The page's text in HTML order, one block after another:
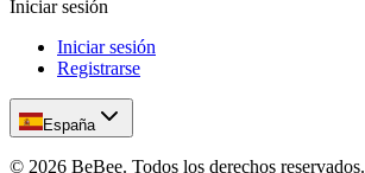
Iniciar sesión
Iniciar sesión
Registrarse
España
© 2026 BeBee. Todos los derechos reservados.